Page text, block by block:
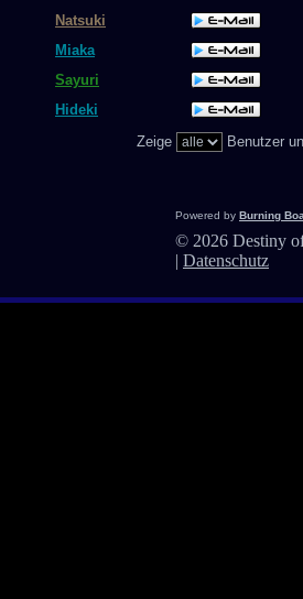
Natsuki
Miaka
Sayuri
Hideki
Zeige
Benutzer
Powered by Burning
© 2026 Destiny
| Datenschutz